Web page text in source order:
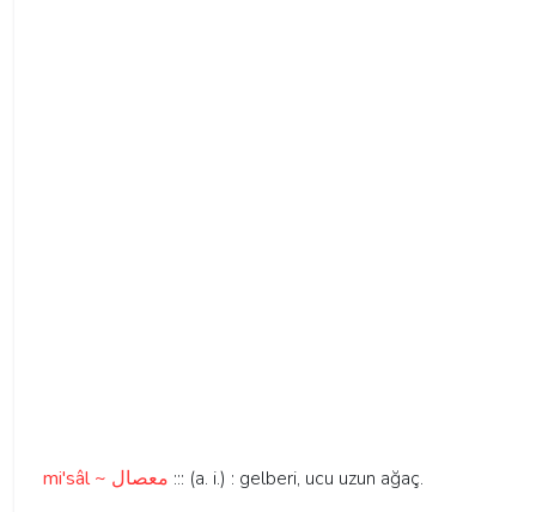
mi'sâl ~ معصال ::: (a. i.) : gelberi, ucu uzun ağaç.